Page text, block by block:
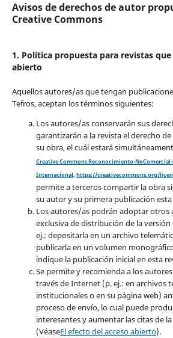
Avisos de derechos de autor
Creative Commons
1. Política propuesta para revistas que
abierto
Aquellos autores/as que tengan
Tefros, aceptan los términos siguientes:
Los autores/as conservarán sus
garantizarán a la revista el derecho
su obra, el cuál estará
Creative Commons Reconocimiento-
Internacional. https://creativecommons.org/
permite a terceros compartir la obra
su autor y su primera publicación
Los autores/as podrán adoptar otros
exclusiva de distribución de la
ej.: depositarla en un archivo
publicarla en un volumen
indique la publicación inicial en esta
Se permite y recomienda a los
través de Internet (p. ej.: en archivos
institucionales o en su página web)
proceso de envío, lo cual puede
interesantes y aumentar las citas de
(VéaseEl efecto del acceso abierto).